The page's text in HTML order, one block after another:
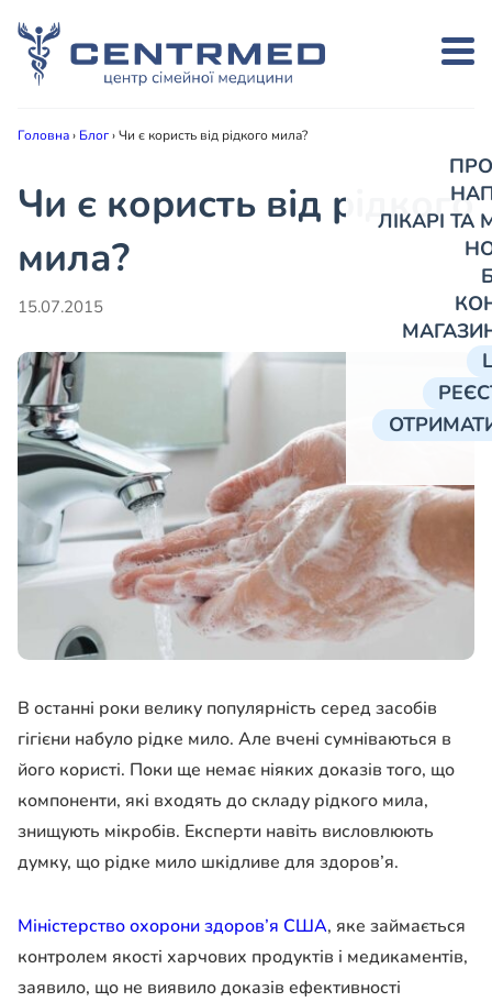
ЛІКАРІ
Головна› Блог›Чи є користь від рідкого мила?
Чи є користь від рідкого
мила?
15.07.2015
В останні роки велику популярність серед засобів
гігієни набуло рідке мило. Але вчені сумніваються в
його користі. Поки ще немає ніяких доказів того, що
компоненти, які входять до складу рідкого мила,
знищують мікробів. Експерти навіть висловлюють
думку, що рідке мило шкідливе для здоров’я.
Міністерство охорони здоров’я США, яке займається
контролем якості харчових продуктів і медикаментів,
заявило, що не виявило доказів ефективності